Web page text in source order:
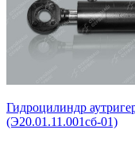
Гидроцилиндр
(Э20.01.11.001сб-01)